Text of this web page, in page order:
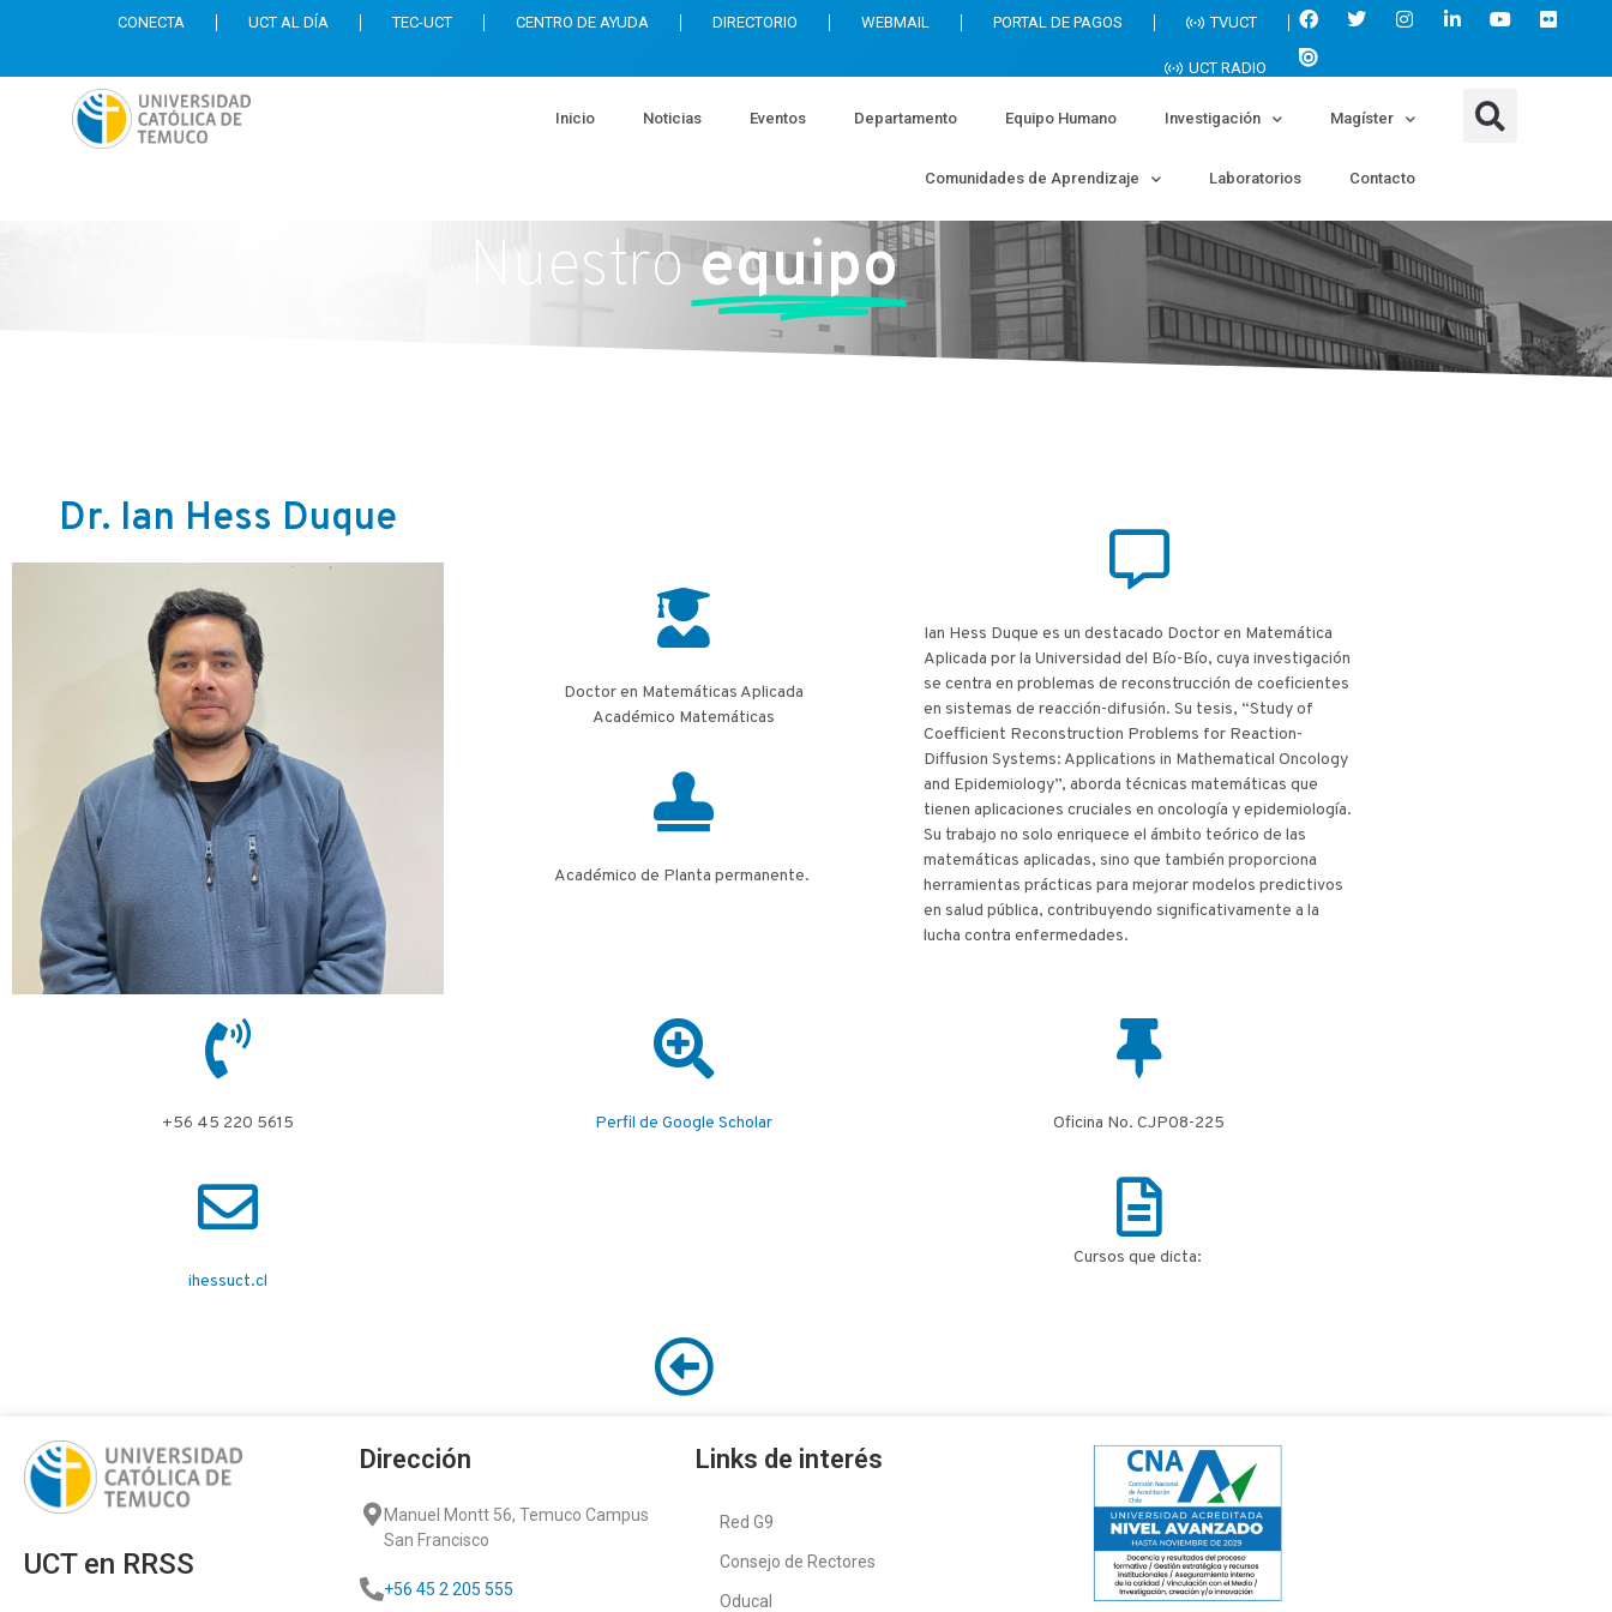
CONECTA UCT AL DÍA TEC-UCT CENTRO DE AYUDA DIRECTORIO WEBMAIL PORTAL DE PAGOS TVUCT
UCT RADIO
Inicio Noticias Eventos Departamento Equipo Humano Investigación Magíster
Comunidades de Aprendizaje Laboratorios Contacto
Nuestro equipo
Dr. Ian Hess Duque
Doctor en Matemáticas Aplicada
Académico Matemáticas
Académico de Planta permanente.
Ian Hess Duque es un destacado Doctor en Matemática
Aplicada por la Universidad del Bío-Bío, cuya investigación
se centra en problemas de reconstrucción de coeficientes
en sistemas de reacción-difusión. Su tesis, “Study of
Coefficient Reconstruction Problems for Reaction-
Diffusion Systems: Applications in Mathematical Oncology
and Epidemiology”, aborda técnicas matemáticas que
tienen aplicaciones cruciales en oncología y epidemiología.
Su trabajo no solo enriquece el ámbito teórico de las
matemáticas aplicadas, sino que también proporciona
herramientas prácticas para mejorar modelos predictivos
en salud pública, contribuyendo significativamente a la
lucha contra enfermedades.
+56 45 220 5615
ihessuct.cl
Perfil de Google Scholar Oficina No. CJP08-225
Cursos que dicta:
UCT en RRSS
Dirección
Manuel Montt 56, Temuco Campus
San Francisco
+56 45 2 205 555
Links de interés
Red G9
Consejo de Rectores
Oducal